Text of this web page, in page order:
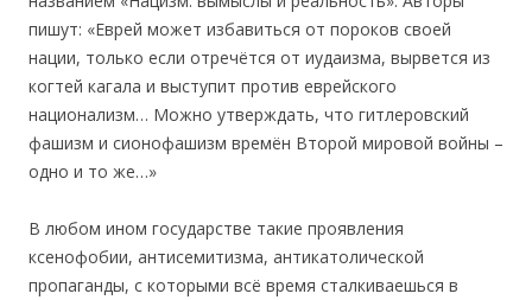
пишут: «Еврей может избавиться от пороков своей
нации, только если отречётся от иудаизма, вырвется из
когтей кагала и выступит против еврейского
национализм… Можно утверждать, что гитлеровский
фашизм и сионофашизм времён Второй мировой войны –
одно и то же…»
В любом ином государстве такие проявления
ксенофобии, антисемитизма, антикатолической
пропаганды, с которыми всё время сталкиваешься в